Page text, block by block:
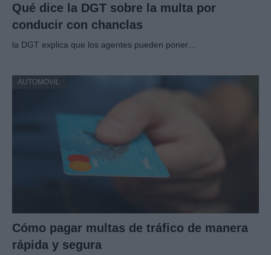
Qué dice la DGT sobre la multa por
conducir con chanclas
la DGT explica que los agentes pueden poner…
AUTOMOVIL
Cómo pagar multas de tráfico de manera
rápida y segura